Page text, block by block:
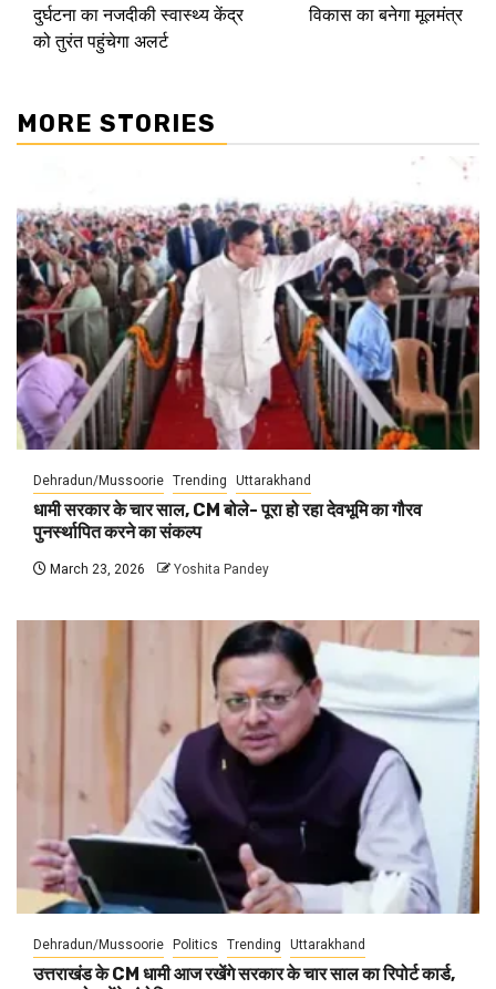
दुर्घटना का नजदीकी स्वास्थ्य केंद्र
को तुरंत पहुंचेगा अलर्ट
विकास का बनेगा मूलमंत्र
MORE STORIES
Dehradun/Mussoorie Trending Uttarakhand
धामी सरकार के चार साल, CM बोले- पूरा हो रहा देवभूमि का गौरव
पुनर्स्थापित करने का संकल्प
March 23, 2026 Yoshita Pandey
Dehradun/Mussoorie Politics Trending Uttarakhand
उत्तराखंड के CM धामी आज रखेंगे सरकार के चार साल का रिपोर्ट कार्ड,